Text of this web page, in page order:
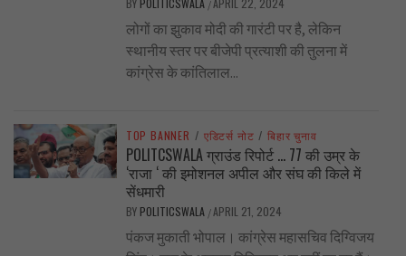
BY POLITICSWALA /APRIL 22, 2024
लोगों का झुकाव मोदी की गारंटी पर है, लेकिन
स्थानीय स्तर पर बीजेपी प्रत्याशी की तुलना में
कांग्रेस के कांतिलाल...
TOP BANNER / एडिटर्स नोट / बिहार चुनाव
POLITCSWALA ग्राउंड रिपोर्ट … 77 की उम्र के
‘राजा ‘ की इमोशनल अपील और संघ की किले में
सेंधमारी
BY POLITICSWALA /APRIL 21, 2024
पंकज मुकाती भोपाल। कांग्रेस महासचिव दिग्विजय